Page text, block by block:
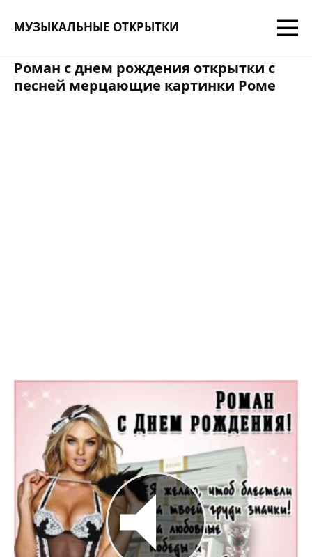
МУЗЫКАЛЬНЫЕ ОТКРЫТКИ
Роман с днем рождения открытки с
песней мерцающие картинки Роме